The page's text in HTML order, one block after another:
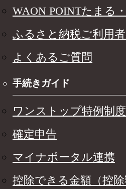
WAON POINTたまる
ふるさと納税ご利用
よくあるご質問
手続きガイド
ワンストップ特例制度
確定申告
マイナポータル連携
控除できる金額（控